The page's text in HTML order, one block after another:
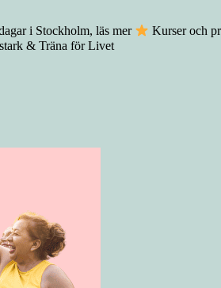
i Stockholm, läs mer
Kurser och
& Träna för Livet